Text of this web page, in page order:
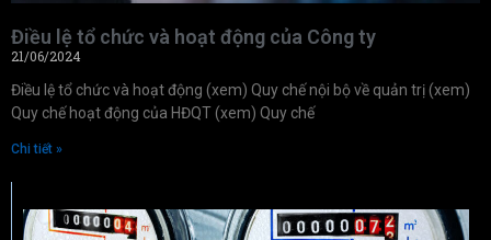
Điều lệ tổ chức và hoạt động của Công ty
21/06/2024
Điều lệ tổ chức và hoạt động (xem) Quy chế nội bộ về quản trị (xem)
Quy chế hoạt động của HĐQT (xem) Quy chế
Chi tiết »